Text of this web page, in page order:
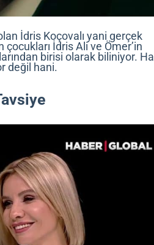
İdris Koçovalı yani gerçek
çocukları İdris Ali ve Ömer’in
birisi olarak biliniyor. Hal
değil hani.